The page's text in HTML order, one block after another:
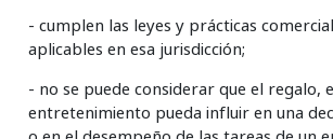
- cumplen las leyes y prácticas
aplicables en esa jurisdicción;
- no se puede considerar que el regalo,
entretenimiento pueda influir en una